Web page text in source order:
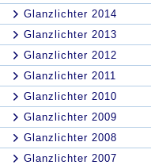
Glanzlichter 2014
Glanzlichter 2013
Glanzlichter 2012
Glanzlichter 2011
Glanzlichter 2010
Glanzlichter 2009
Glanzlichter 2008
Glanzlichter 2007